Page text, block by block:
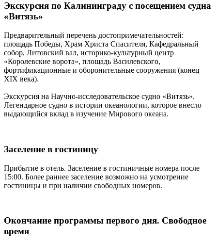
Экскурсия по Калининграду с посещением судна
«Витязь»
Предварительный перечень достопримечательностей:
площадь Победы, Храм Христа Спасителя, Кафедральный
собор, Литовский вал, историко-культурный центр
«Королевские ворота», площадь Василевского,
фортификационные и оборонительные сооружения (конец
XIX века).
Экскурсия на Научно-исследовательское судно «Витязь».
Легендарное судно в истории океанологии, которое внесло
выдающийся вклад в изучение Мирового океана.
Заселение в гостиницу
Прибытие в отель. Заселение в гостиничные номера после
15:00. Более раннее заселение возможно на усмотрение
гостиницы и при наличии свободных номеров.
Окончание программы первого дня. Свободное
время